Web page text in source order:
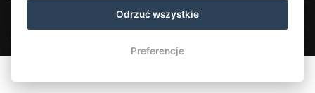
info@penzionvapenka.cz +420 702 152 060
Odrzuć wszystkie
Preferencje